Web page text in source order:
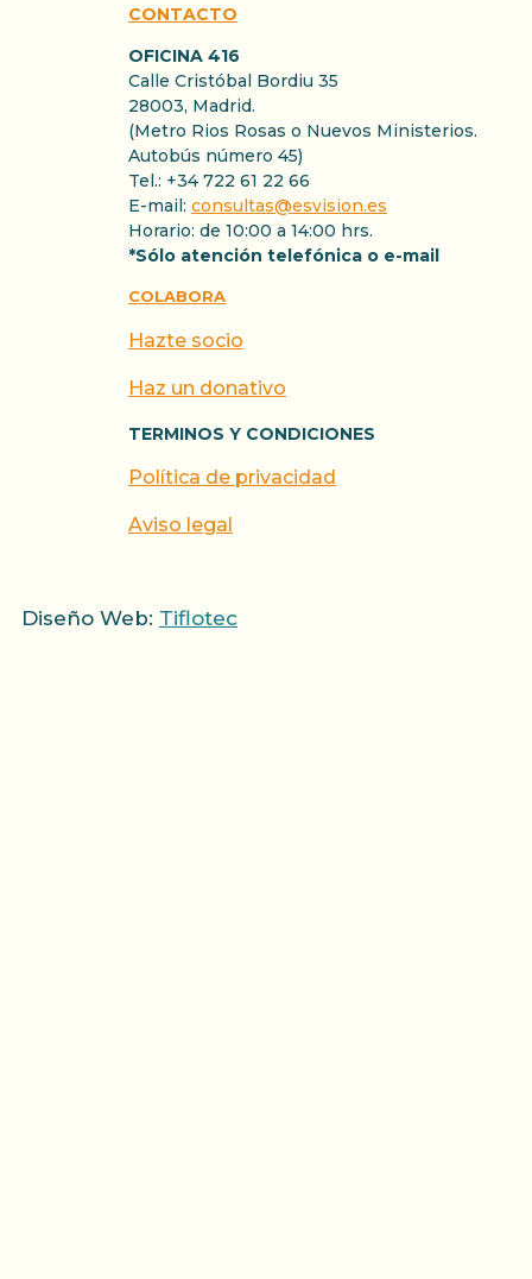
CONTACTO
OFICINA 416
Calle Cristóbal Bordiu 35
28003, Madrid.
(Metro Rios Rosas o Nuevos Ministerios.
Autobús número 45)
Tel.: +34 722 61 22 66
E-mail: consultas@esvision.es
Horario: de 10:00 a 14:00 hrs.
*Sólo atención telefónica o e-mail
COLABORA
Hazte socio
Haz un donativo
TERMINOS Y CONDICIONES
Política de privacidad
Aviso legal
Diseño Web: Tiflotec